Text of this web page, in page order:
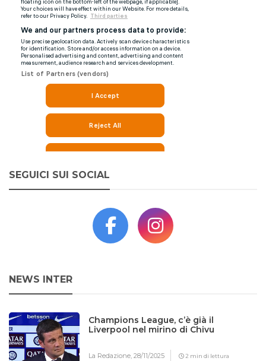
SEGUICI SUI SOCIAL
NEWS INTER
Champions League, c’è già il
Liverpool nel mirino di Chivu
La Redazione,28/11/2025 2 min di lettura